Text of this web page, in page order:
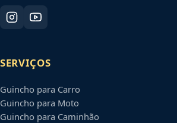
SERVIÇOS
Guincho para Carro
Guincho para Moto
Guincho para Caminhão